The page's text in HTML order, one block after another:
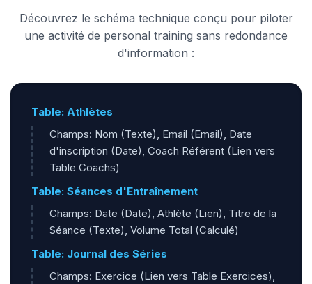
Découvrez le schéma technique conçu pour piloter
une activité de personal training sans redondance
d'information :
Table: Athlètes
Champs: Nom (Texte), Email (Email), Date
d'inscription (Date), Coach Référent (Lien vers
Table Coachs)
Table: Séances d'Entraînement
Champs: Date (Date), Athlète (Lien), Titre de la
Séance (Texte), Volume Total (Calculé)
Table: Journal des Séries
Champs: Exercice (Lien vers Table Exercices),